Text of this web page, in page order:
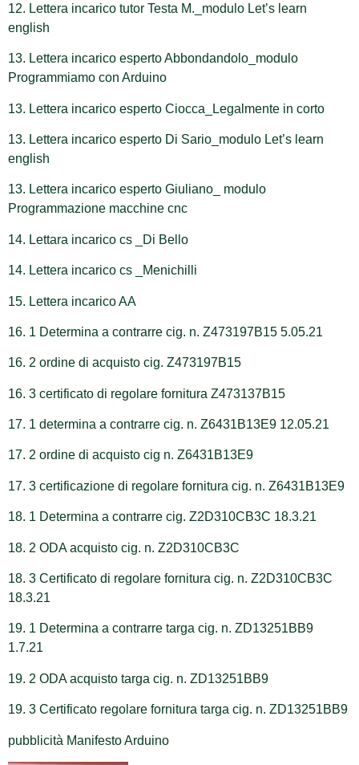
12. Lettera incarico tutor Testa M._modulo Let’s learn
english
13. Lettera incarico esperto Abbondandolo_modulo
Programmiamo con Arduino
13. Lettera incarico esperto Ciocca_Legalmente in corto
13. Lettera incarico esperto Di Sario_modulo Let’s learn
english
13. Lettera incarico esperto Giuliano_ modulo
Programmazione macchine cnc
14. Lettara incarico cs _Di Bello
14. Lettera incarico cs _Menichilli
15. Lettera incarico AA
16. 1 Determina a contrarre cig. n. Z473197B15 5.05.21
16. 2 ordine di acquisto cig. Z473197B15
16. 3 certificato di regolare fornitura Z473137B15
17. 1 determina a contrarre cig. n. Z6431B13E9 12.05.21
17. 2 ordine di acquisto cig n. Z6431B13E9
17. 3 certificazione di regolare fornitura cig. n. Z6431B13E9
18. 1 Determina a contrarre cig. Z2D310CB3C 18.3.21
18. 2 ODA acquisto cig. n. Z2D310CB3C
18. 3 Certificato di regolare fornitura cig. n. Z2D310CB3C
18.3.21
19. 1 Determina a contrarre targa cig. n. ZD13251BB9
1.7.21
19. 2 ODA acquisto targa cig. n. ZD13251BB9
19. 3 Certificato regolare fornitura targa cig. n. ZD13251BB9
pubblicità Manifesto Arduino